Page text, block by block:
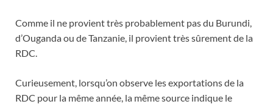
Comme il ne provient très probablement pas du Burundi,
d’Ouganda ou de Tanzanie, il provient très sûrement de la
RDC.
Curieusement, lorsqu’on observe les exportations de la
RDC pour la même année, la même source indique le